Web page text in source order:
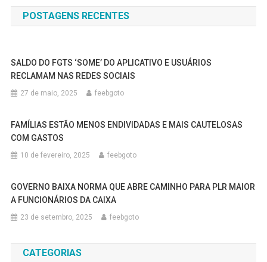
Post
POSTAGENS RECENTES
SALDO DO FGTS ‘SOME’ DO APLICATIVO E USUÁRIOS
RECLAMAM NAS REDES SOCIAIS
27 de maio, 2025 feebgoto
FAMÍLIAS ESTÃO MENOS ENDIVIDADAS E MAIS CAUTELOSAS
COM GASTOS
10 de fevereiro, 2025 feebgoto
GOVERNO BAIXA NORMA QUE ABRE CAMINHO PARA PLR MAIOR
A FUNCIONÁRIOS DA CAIXA
23 de setembro, 2025 feebgoto
CATEGORIAS